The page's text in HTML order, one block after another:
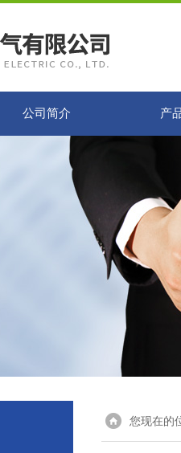
公司简介 产
您现在的